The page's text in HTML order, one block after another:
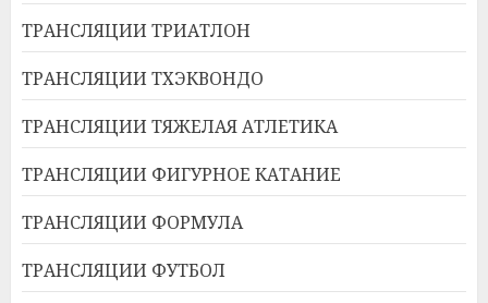
ТРАНСЛЯЦИИ ТРИАТЛОН
ТРАНСЛЯЦИИ ТХЭКВОНДО
ТРАНСЛЯЦИИ ТЯЖЕЛАЯ АТЛЕТИКА
ТРАНСЛЯЦИИ ФИГУРНОЕ КАТАНИЕ
ТРАНСЛЯЦИИ ФОРМУЛА
ТРАНСЛЯЦИИ ФУТБОЛ